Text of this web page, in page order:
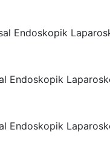
Endoskopik
Endoskopik
Endoskopik